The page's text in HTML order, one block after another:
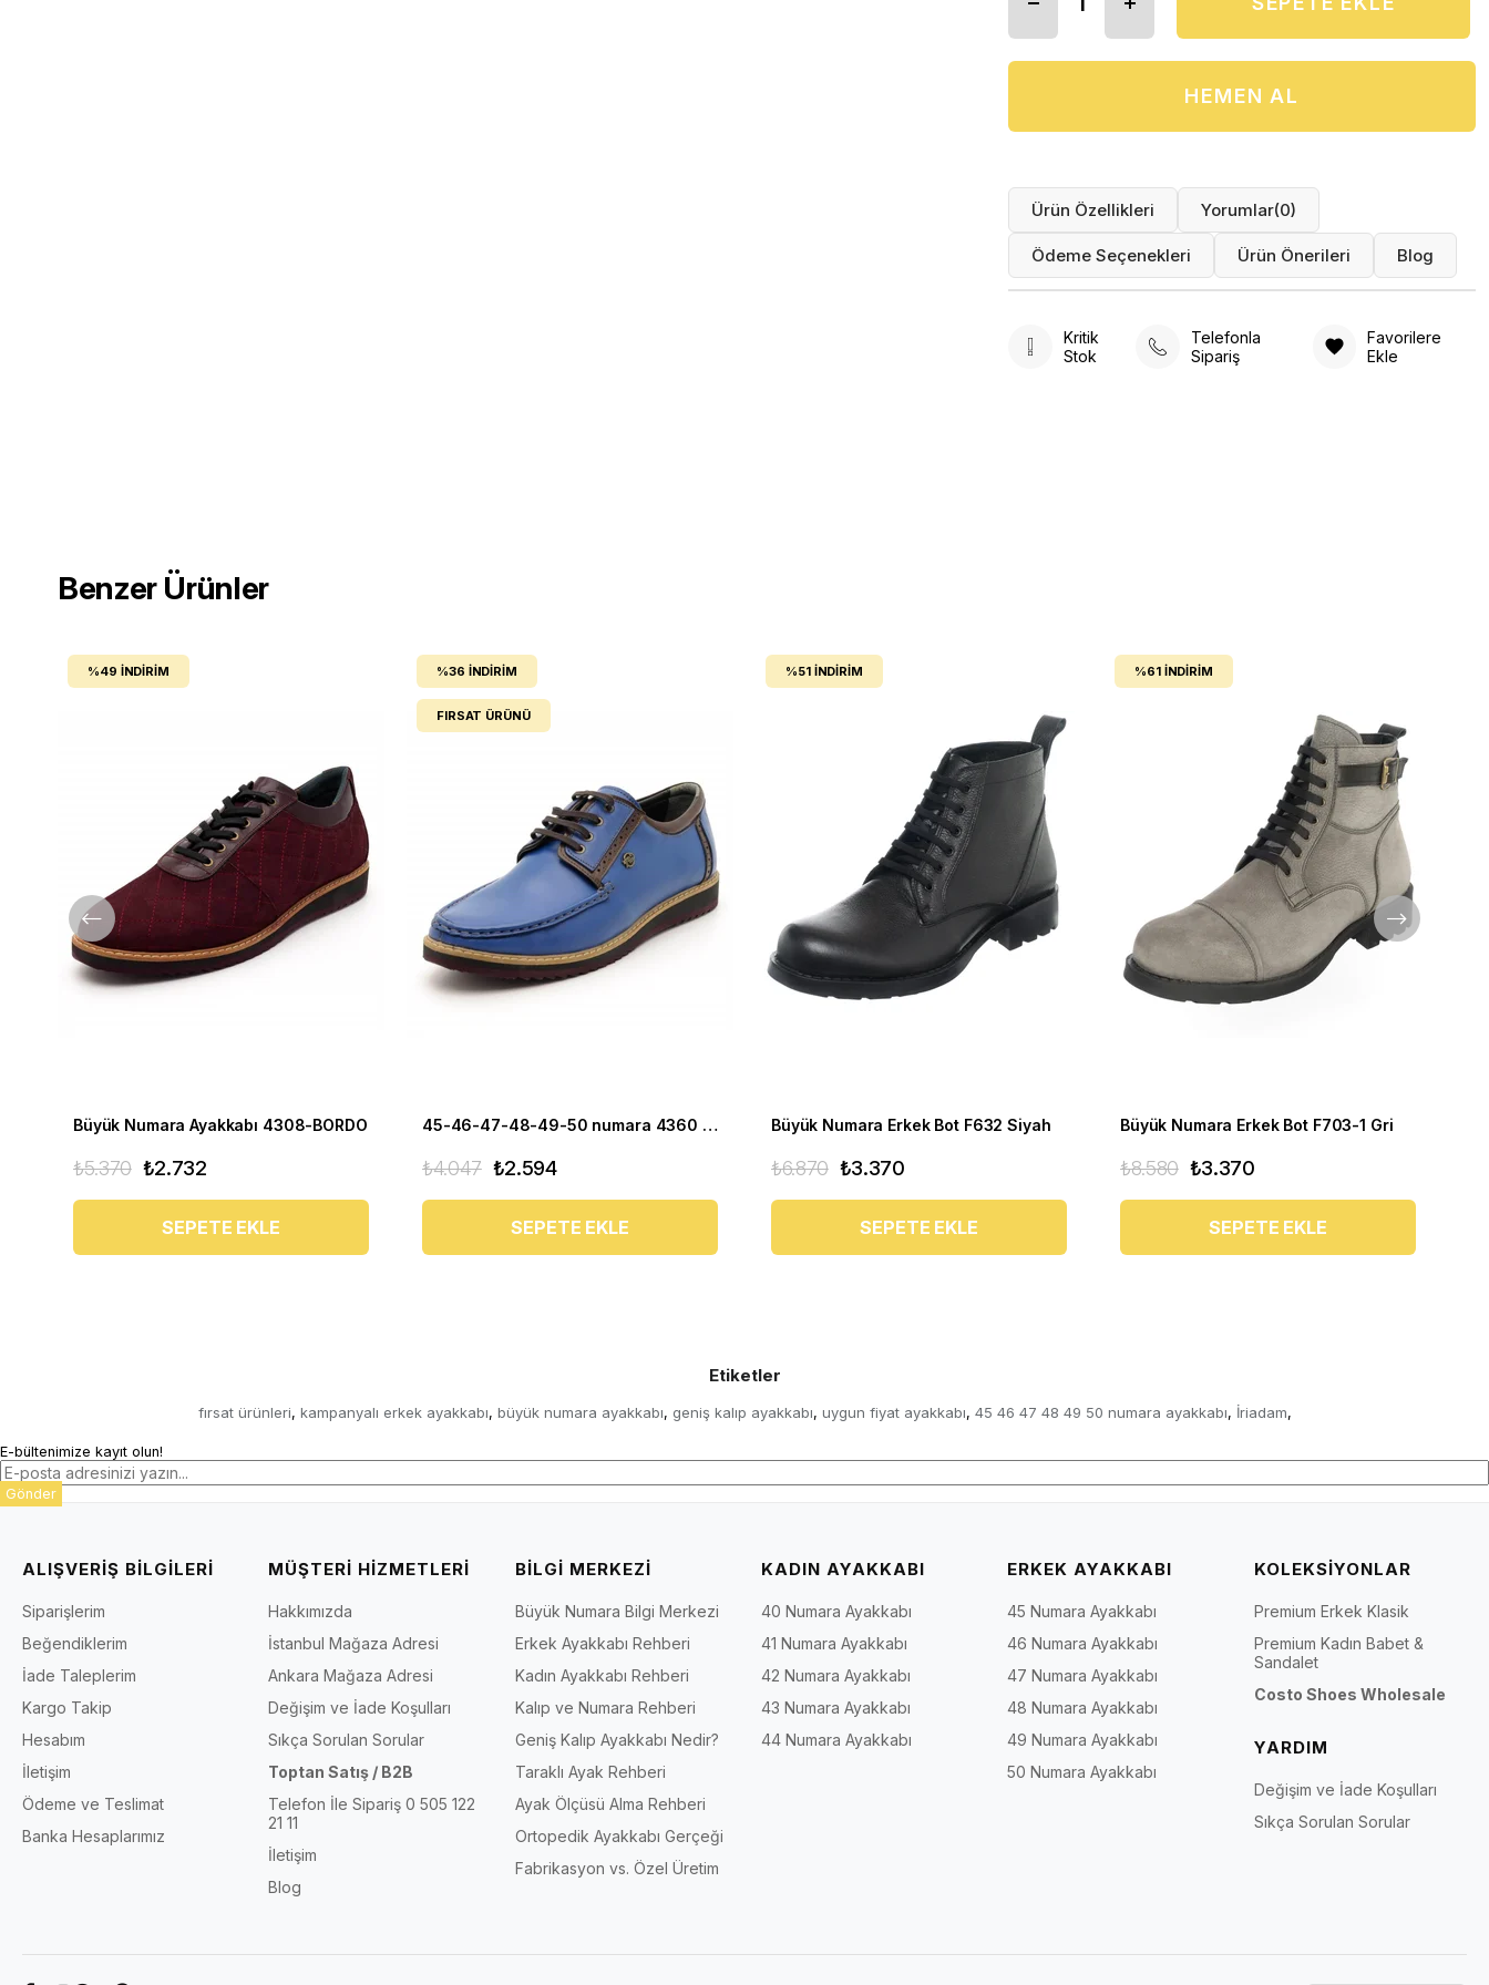
Ürün Özellikleri Yorumlar(0)
Ödeme Seçenekleri Ürün Önerileri Blog
Kritik
Stok
Telefonla
Sipariş
Favorilere
Ekle
Benzer Ürünler
Büyük Numara Ayakkabı 4308-BORDO
₺2.732
₺5.370
SEPETE EKLE
%49 İNDIRIM
45-46-47-48-49-50 numara 4360 EVA Mavi Büyük Numara Ayakkabı
₺2.594
₺4.047
SEPETE EKLE
%36 İNDIRIM
FIRSAT ÜRÜNÜ
Büyük Numara Erkek Bot F632 Siyah
₺3.370
₺6.870
SEPETE EKLE
%51 İNDIRIM
Büyük Numara Erkek Bot F703-1 Gri
₺3.370
₺8.580
SEPETE EKLE
%61 İNDIRIM
Etiketler
fırsat ürünleri, kampanyalı erkek ayakkabı, büyük numara ayakkabı, geniş kalıp ayakkabı, uygun fiyat ayakkabı, 45 46 47 48 49 50 numara ayakkabı, İriadam,
E-bültenimize kayıt olun!
Gönder
ALIŞVERİŞ BİLGİLERİ
Siparişlerim
Beğendiklerim
İade Taleplerim
Kargo Takip
Hesabım
İletişim
Ödeme ve Teslimat
Banka Hesaplarımız
MÜŞTERİ HİZMETLERİ
Hakkımızda
İstanbul Mağaza Adresi
Ankara Mağaza Adresi
Değişim ve İade Koşulları
Sıkça Sorulan Sorular
Toptan Satış / B2B
Telefon İle Sipariş 0 505 122
21 11
İletişim
Blog
BİLGİ MERKEZİ
Büyük Numara Bilgi Merkezi
Erkek Ayakkabı Rehberi
Kadın Ayakkabı Rehberi
Kalıp ve Numara Rehberi
Geniş Kalıp Ayakkabı Nedir?
Taraklı Ayak Rehberi
Ayak Ölçüsü Alma Rehberi
Ortopedik Ayakkabı Gerçeği
Fabrikasyon vs. Özel Üretim
KADIN AYAKKABI
40 Numara Ayakkabı
41 Numara Ayakkabı
42 Numara Ayakkabı
43 Numara Ayakkabı
44 Numara Ayakkabı
ERKEK AYAKKABI
45 Numara Ayakkabı
46 Numara Ayakkabı
47 Numara Ayakkabı
48 Numara Ayakkabı
49 Numara Ayakkabı
50 Numara Ayakkabı
KOLEKSİYONLAR
Premium Erkek Klasik
Premium Kadın Babet &
Sandalet
Costo Shoes Wholesale
YARDIM
Değişim ve İade Koşulları
Sıkça Sorulan Sorular